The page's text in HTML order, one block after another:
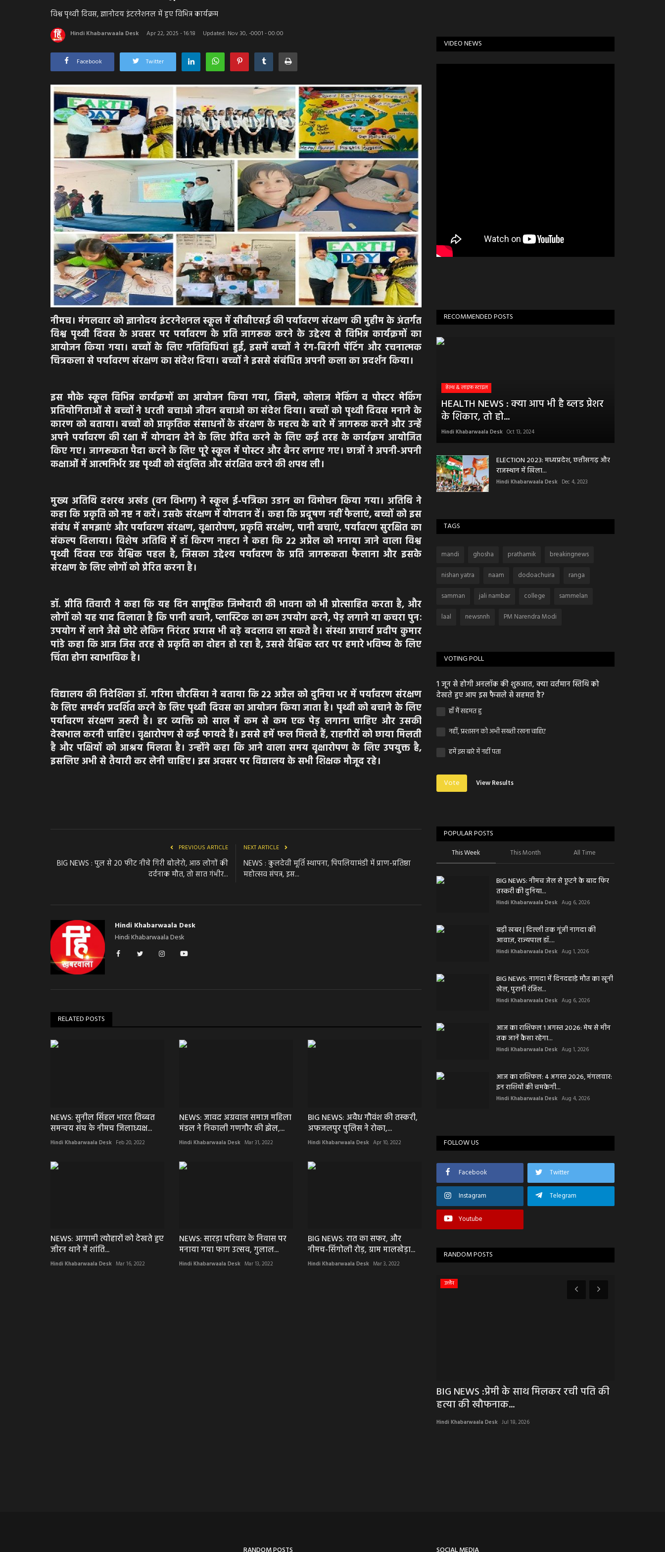
विश्व पृथ्वी दिवस, ज्ञानोदय इंटरनेशनल में हुए विभिन्न कार्यक्रम
Hindi Khabarwaala Desk Apr 22, 2025 - 16:18 Updated: Nov 30, -0001 - 00:00
Facebook Twitter
नीमच। मंगलवार को ज्ञानोदय इंटरनेशनल स्कूल में सीबीएसई की पर्यावरण संरक्षण की मुहीम के अंतर्गत
विश्व पृथ्वी दिवस के अवसर पर पर्यावरण के प्रति जागरूक करने के उद्देश्य से विभिन्न कार्यक्रमों का
आयोजन किया गया। बच्चों के लिए गतिविधियां हुईं, इसमें बच्चों ने रंग-बिरंगी पेंटिंग और रचनात्मक
चित्रकला से पर्यावरण संरक्षण का संदेश दिया। बच्चों ने इससे संबंधित अपनी कला का प्रदर्शन किया।
इस मौके स्कूल विभिन्न कार्यक्रमों का आयोजन किया गया, जिसमे, कोलाज मेकिंग व पोस्टर मेकिंग
प्रतियोगिताओं से बच्चों ने धरती बचाओ जीवन बचाओ का संदेश दिया। बच्चों को पृथ्वी दिवस मनाने के
कारण को बताया। बच्चों को प्राकृतिक संसाधनों के संरक्षण के महत्व के बारे में जागरूक करने और उन्हें
अपने पर्यावरण की रक्षा में योगदान देने के लिए प्रेरित करने के लिए कई तरह के कार्यक्रम आयोजित
किए गए। जागरूकता पैदा करने के लिए पूरे स्कूल में पोस्टर और बैनर लगाए गए। छात्रों ने अपनी-अपनी
कक्षाओं में आत्मनिर्भर ग्रह पृथ्वी को संतुलित और संरक्षित करने की शपथ ली।
मुख्य अतिथि दशरथ अखंड (वन विभाग) ने स्कूल ई-पत्रिका उडान का विमोचन किया गया। अतिथि ने
कहा कि प्रकृति को नष्ट न करें। उसके संरक्षण में योगदान दें। कहा कि प्रदूषण नहीं फैलाएं, बच्चों को इस
संबंध में समझाएं और पर्यावरण संरक्षण, वृक्षारोपण, प्रकृति सरक्षंण, पानी बचाएं, पर्यावरण सुरक्षित का
संकल्प दिलाया। विशेष अतिथि में डॉ किरण नाहटा ने कहा कि 22 अप्रैल को मनाया जाने वाला विश्व
पृथ्वी दिवस एक वैश्विक पहल है, जिसका उद्देश्य पर्यावरण के प्रति जागरूकता फैलाना और इसके
संरक्षण के लिए लोगों को प्रेरित करना है।
डॉ. प्रीति तिवारी ने कहा कि यह दिन सामूहिक जिम्मेदारी की भावना को भी प्रोत्साहित करता है, और
लोगों को यह याद दिलाता है कि पानी बचाने, प्लास्टिक का कम उपयोग करने, पेड़ लगाने या कचरा पुनः
उपयोग में लाने जैसे छोटे लेकिन निरंतर प्रयास भी बड़े बदलाव ला सकते है। संस्था प्राचार्य प्रदीप कुमार
पांडे कहा कि आज जिस तरह से प्रकृति का दोहन हो रहा है, उससे वैश्विक स्तर पर हमारे भविष्य के लिए
चिंता होना स्वाभाविक है।
विद्यालय की निदेशिका डॉ. गरिमा चौरसिया ने बताया कि 22 अप्रैल को दुनिया भर में पर्यावरण संरक्षण
के लिए समर्थन प्रदर्शित करने के लिए पृथ्वी दिवस का आयोजन किया जाता है। पृथ्वी को बचाने के लिए
पर्यावरण संरक्षण जरूरी है। हर व्यक्ति को साल में कम से कम एक पेड़ लगाना चाहिए और उसकी
देखभाल करनी चाहिए। वृक्षारोपण से कई फायदे हैं। इससे हमें फल मिलते हैं, राहगीरों को छाया मिलती
है और पक्षियों को आश्रय मिलता है। उन्होंने कहा कि आने वाला समय वृक्षारोपण के लिए उपयुक्त है,
इसलिए अभी से तैयारी कर लेनी चाहिए। इस अवसर पर विद्यालय के सभी शिक्षक मौजूद रहे।
PREVIOUS ARTICLE
BIG NEWS : पुल से 20 फीट नीचे गिरी बोलेरो, आठ लोगों की
दर्दनाक मौत, तो सात गंभीर...
NEXT ARTICLE
NEWS : कुलदेवी मूर्ति स्थापना, पिपलियामंडी में प्राण-प्रतिष्ठा
महोत्सव संपन्न, इस...
Hindi Khabarwaala Desk
Hindi Khabarwaala Desk
RELATED POSTS
NEWS: सुनील सिंहल भारत तिब्बत
समन्वय संघ के नीमच जिलाध्यक्ष...
Hindi Khabarwaala Desk Feb 20, 2022
NEWS: जावद अग्रवाल समाज महिला
मंडल ने निकाली गणगौर की झेल,...
Hindi Khabarwaala Desk Mar 31, 2022
BIG NEWS: अवैध गौवंश की तस्करी,
अफजलपुर पुलिस ने रोका,...
Hindi Khabarwaala Desk Apr 10, 2022
NEWS: आगामी त्योहारों को देखते हुए
जीरन थाने में शांति...
Hindi Khabarwaala Desk Mar 16, 2022
NEWS: सारड़ा परिवार के निवास पर
मनाया गया फाग उत्सव, गुलाल...
Hindi Khabarwaala Desk Mar 13, 2022
BIG NEWS: रात का सफर, और
नीमच-सिंगोली रोड़, ग्राम मालखेड़ा...
Hindi Khabarwaala Desk Mar 3, 2022
VIDEO NEWS
RECOMMENDED POSTS
हेल्थ & लाइफ स्टाइल
HEALTH NEWS : क्या आप भी है ब्लड प्रेशर
के शिकार, तो हो...
Hindi Khabarwaala Desk Oct 13, 2024
ELECTION 2023: मध्यप्रदेश, छत्तीसगढ़ और
राजस्थान में खिला...
Hindi Khabarwaala Desk Dec 4, 2023
TAGS
mandi ghosha prathamik
breakingnews
nishan yatra
naam dodoachuira
ranga
samman
jali nambar college
sammelan
laal
newsnnh PM Narendra Modi
VOTING POLL
1 जून से होगी अनलॉक की शुरुआत, क्या वर्तमान स्तिथि को
देखते हुए आप इस फैसले से सहमत है?
हाँ मैं सहमत हु
नहीं, प्रशासन को अभी सख्ती रखना चाहिए
हमें इस बारे में नहीं पता
Vote View Results
POPULAR POSTS
This Week This Month All Time
BIG NEWS: नीमच जेल से छूटने के बाद फिर
तस्करी की दुनिया...
Hindi Khabarwaala Desk Aug 6, 2026
बड़ी खबर | दिल्ली तक गूंजी नागदा की
आवाज़, राज्यपाल डॉ....
Hindi Khabarwaala Desk Aug 1, 2026
BIG NEWS: नागदा में दिनदहाड़े मौत का खूनी
खेल, पुरानी रंजिश...
Hindi Khabarwaala Desk Aug 6, 2026
आज का राशिफल 1 अगस्त 2026: मेष से मीन
तक जानें कैसा रहेगा...
Hindi Khabarwaala Desk Aug 1, 2026
आज का राशिफल: 4 अगस्त 2026, मंगलवार:
इन राशियों की चमकेगी...
Hindi Khabarwaala Desk Aug 4, 2026
FOLLOW US
Facebook Twitter
Instagram Telegram
Youtube
RANDOM POSTS
उज्जैन
BIG NEWS :प्रेमी के साथ मिलकर रची पति की
हत्या की खौफनाक...
Hindi Khabarwaala Desk Jul 18, 2026